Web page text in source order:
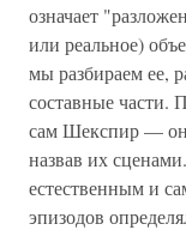
означает
или реальное)
мы разбираем ее,
составные части.
сам Шекспир — он
назвав их
естественным и
эпизодов